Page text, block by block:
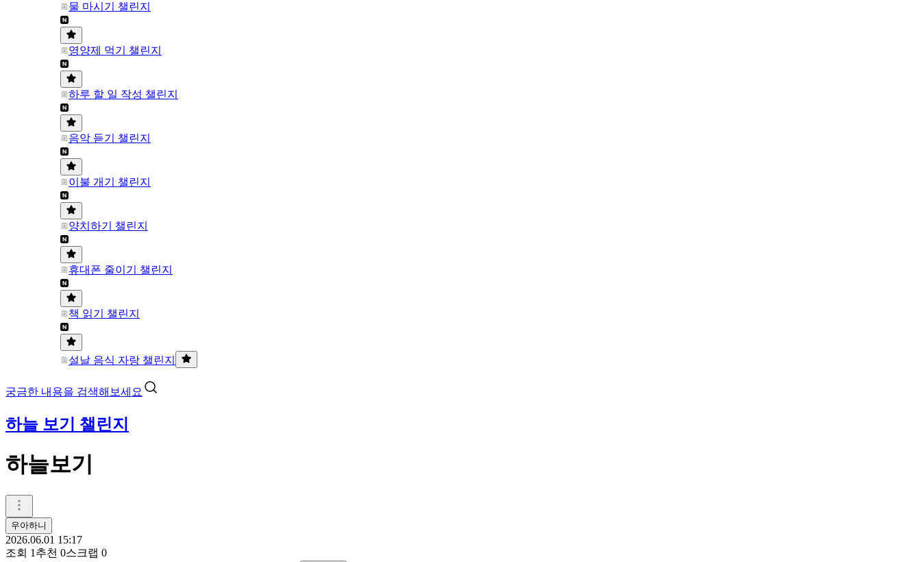
물 마시기 챌린지
영양제 먹기 챌린지
하루 할 일 작성 챌린지
음악 듣기 챌린지
이불 개기 챌린지
양치하기 챌린지
휴대폰 줄이기 챌린지
책 읽기 챌린지
설날 음식 자랑 챌린지
궁금한 내용을 검색해보세요
하늘 보기 챌린지
하늘보기
우아하니
2026.06.01 15:17
조회 1 추천 0스크랩 0